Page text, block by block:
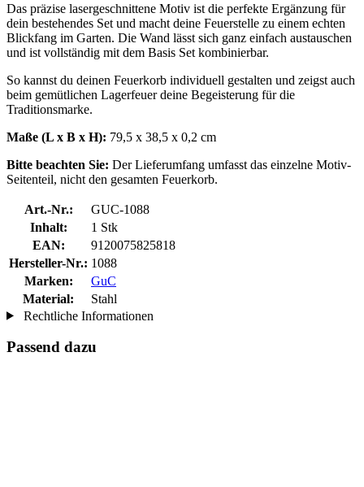
Das präzise lasergeschnittene Motiv ist die perfekte Ergänzung für
dein bestehendes Set und macht deine Feuerstelle zu einem echten
Blickfang im Garten. Die Wand lässt sich ganz einfach austauschen
und ist vollständig mit dem Basis Set kombinierbar.
So kannst du deinen Feuerkorb individuell gestalten und zeigst auch
beim gemütlichen Lagerfeuer deine Begeisterung für die
Traditionsmarke.
Maße (L x B x H): 79,5 x 38,5 x 0,2 cm
Bitte beachten Sie: Der Lieferumfang umfasst das einzelne Motiv-
Seitenteil, nicht den gesamten Feuerkorb.
Art.-Nr.:
GUC-1088
Inhalt:
1 Stk
EAN:
9120075825818
Hersteller-Nr.: 1088
Marken:
GuC
Material:
Stahl
Rechtliche Informationen
Passend dazu